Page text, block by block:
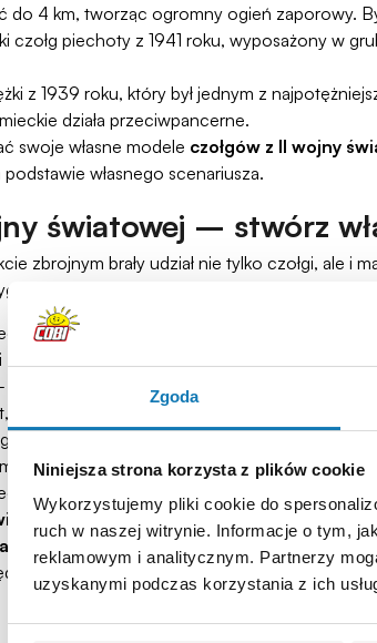
Zgoda
Niniejsza strona korzysta z plików cookie
Wykorzystujemy pliki cookie do
ruch w naszej witrynie. Informacje o tym,
reklamowym i analitycznym. Partnerzy
uzyskanymi podczas korzystania z ich
do 4 km, tworząc ogromny ogień zaporowy.
czołg piechoty z 1941 roku, wyposażony w
z 1939 roku, który był jednym z
działa przeciwpancerne.
swoje własne modele czołgów z II wojny
własnego scenariusza.
światowej – stwórz
zbrojnym brały udział nie tylko czołgi, ale
konstrukcje, które również miały
półgąsienicowy ciągnik artyleryjski z 1938
amunicji. Był wyposażony w wyciągarkę i
samochód osobowy z 1938 roku,
osiągnąć prędkość do 120 km/h.
– niemiecka amfibia z 1942 roku, która
mocowaniu, a ponadto był wspierany przez
motocykl gąsienicowy z 1939 roku,
ze względu na napęd gąsienicowy.
obejmuje również inne ciekawe maszyny,
miał okazję odtworzyć unikatowe